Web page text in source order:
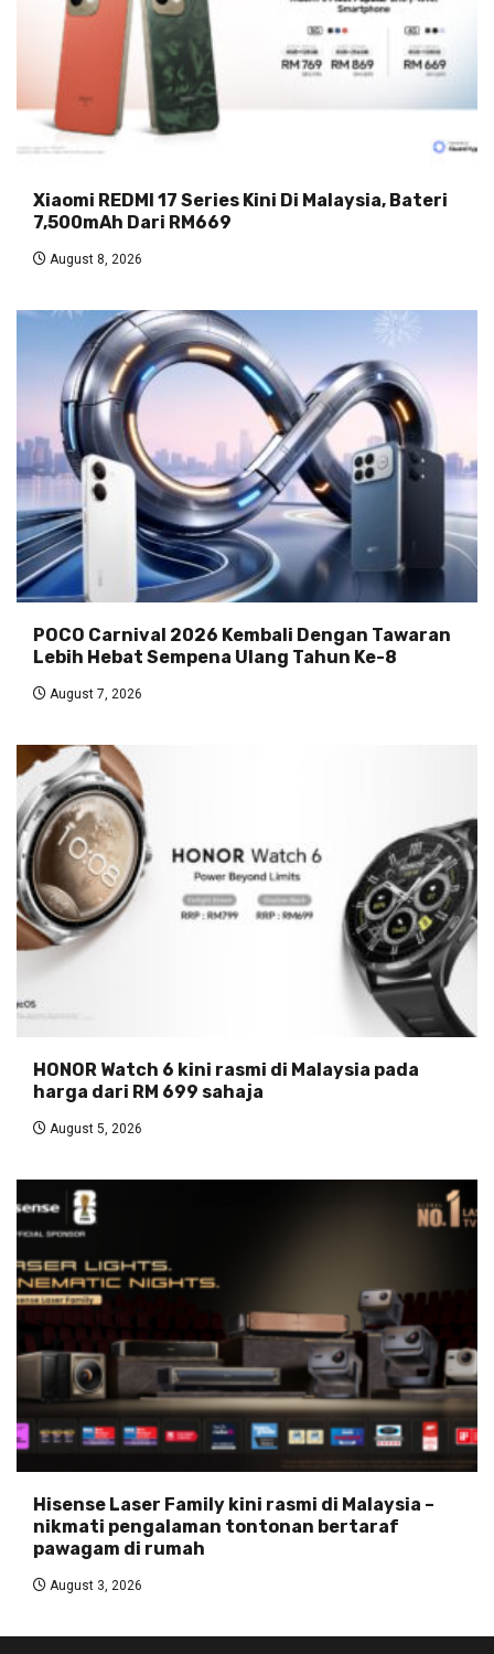
Xiaomi REDMI 17 Series Kini Di Malaysia, Bateri
7,500mAh Dari RM669
August 8, 2026
POCO Carnival 2026 Kembali Dengan Tawaran
Lebih Hebat Sempena Ulang Tahun Ke-8
August 7, 2026
HONOR Watch 6 kini rasmi di Malaysia pada
harga dari RM 699 sahaja
August 5, 2026
Hisense Laser Family kini rasmi di Malaysia –
nikmati pengalaman tontonan bertaraf
pawagam di rumah
August 3, 2026